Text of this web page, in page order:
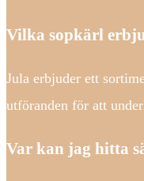
Vilka sopkärl
Jula erbjuder ett
utföranden för att
Var kan jag hitta